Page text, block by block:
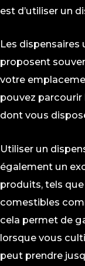
est d’utiliser un
Les
proposent
votre
pouvez parcourir
dont vous
Utiliser un
également un
produits, tels
comestibles
cela permet de
lorsque vous
peut prendre